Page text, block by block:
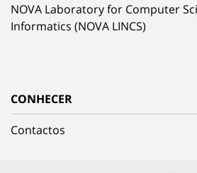
NOVA Laboratory for Computer
Informatics (NOVA LINCS)
CONHECER
Contactos